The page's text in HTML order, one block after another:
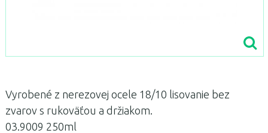
Vyrobené z nerezovej ocele 18/10 lisovanie bez
zvarov s rukoväťou a držiakom.
03.9009 250ml